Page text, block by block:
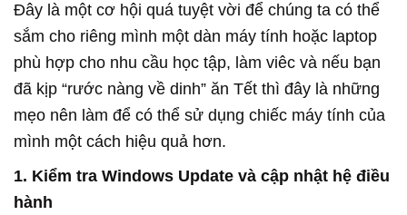
Đây là một cơ hội quá tuyệt vời để chúng ta có thể
sắm cho riêng mình một dàn máy tính hoặc laptop
phù hợp cho nhu cầu học tập, làm viêc và nếu bạn
đã kịp “rước nàng về dinh” ăn Tết thì đây là những
mẹo nên làm để có thể sử dụng chiếc máy tính của
mình một cách hiệu quả hơn.
1. Kiểm tra Windows Update và cập nhật hệ điều
hành